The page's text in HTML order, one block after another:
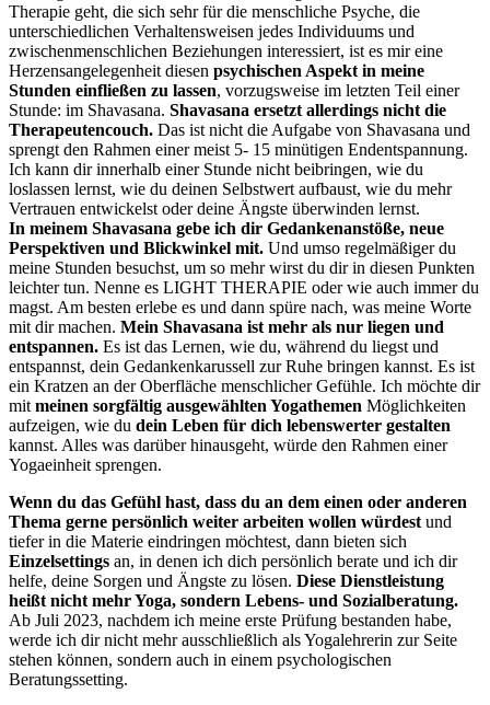
Therapie geht, die sich sehr für die menschliche Psyche, die
unterschiedlichen Verhaltensweisen jedes Individuums und
zwischenmenschlichen Beziehungen interessiert, ist es mir eine
Herzensangelegenheit diesen psychischen Aspekt in meine
Stunden einfließen zu lassen, vorzugsweise im letzten Teil einer
Stunde: im Shavasana. Shavasana ersetzt allerdings nicht die
Therapeutencouch. Das ist nicht die Aufgabe von Shavasana und
sprengt den Rahmen einer meist 5- 15 minütigen Endentspannung.
Ich kann dir innerhalb einer Stunde nicht beibringen, wie du
loslassen lernst, wie du deinen Selbstwert aufbaust, wie du mehr
Vertrauen entwickelst oder deine Ängste überwinden lernst.
In meinem Shavasana gebe ich dir Gedankenanstöße, neue
Perspektiven und Blickwinkel mit. Und umso regelmäßiger du
meine Stunden besuchst, um so mehr wirst du dir in diesen Punkten
leichter tun. Nenne es LIGHT THERAPIE oder wie auch immer du
magst. Am besten erlebe es und dann spüre nach, was meine Worte
mit dir machen. Mein Shavasana ist mehr als nur liegen und
entspannen. Es ist das Lernen, wie du, während du liegst und
entspannst, dein Gedankenkarussell zur Ruhe bringen kannst. Es ist
ein Kratzen an der Oberfläche menschlicher Gefühle. Ich möchte dir
mit meinen sorgfältig ausgewählten Yogathemen Möglichkeiten
aufzeigen, wie du dein Leben für dich lebenswerter gestalten
kannst. Alles was darüber hinausgeht, würde den Rahmen einer
Yogaeinheit sprengen.
Wenn du das Gefühl hast, dass du an dem einen oder anderen
Thema gerne persönlich weiter arbeiten wollen würdest und
tiefer in die Materie eindringen möchtest, dann bieten sich
Einzelsettings an, in denen ich dich persönlich berate und ich dir
helfe, deine Sorgen und Ängste zu lösen. Diese Dienstleistung
heißt nicht mehr Yoga, sondern Lebens- und Sozialberatung.
Ab Juli 2023, nachdem ich meine erste Prüfung bestanden habe,
werde ich dir nicht mehr ausschließlich als Yogalehrerin zur Seite
stehen können, sondern auch in einem psychologischen
Beratungssetting.